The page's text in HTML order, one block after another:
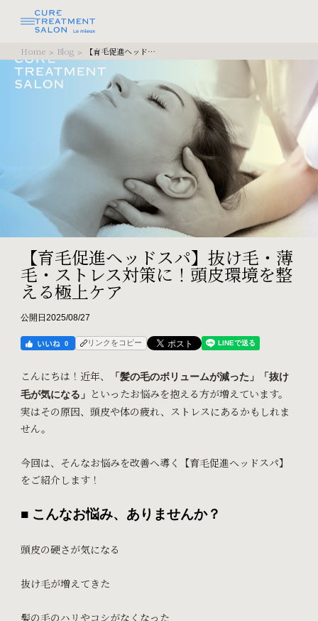
Home > Blog > 【育毛促進ヘッドスパ】抜け毛・薄毛・ストレス対策に！頭皮環境を整える極上ケア
【育毛促進ヘッドスパ】抜け毛・薄
毛・ストレス対策に！頭皮環境を整
える極上ケア
公開日2025/08/27
0 リンクをコピー
こんにちは！ 近年、
「髪の毛のボリュームが減った」「抜け
毛が気になる」
といったお悩みを抱える方が増えています。
実はその原因、頭皮や体の疲れ、ストレスにあるかもしれま
せん。
今回は、そんなお悩みを改善へ導く【育毛促進ヘッドスパ】
をご紹介します！
■ こんなお悩み、ありませんか？
頭皮の硬さが気になる
抜け毛が増えてきた
髪の毛のハリやコシがなくなった